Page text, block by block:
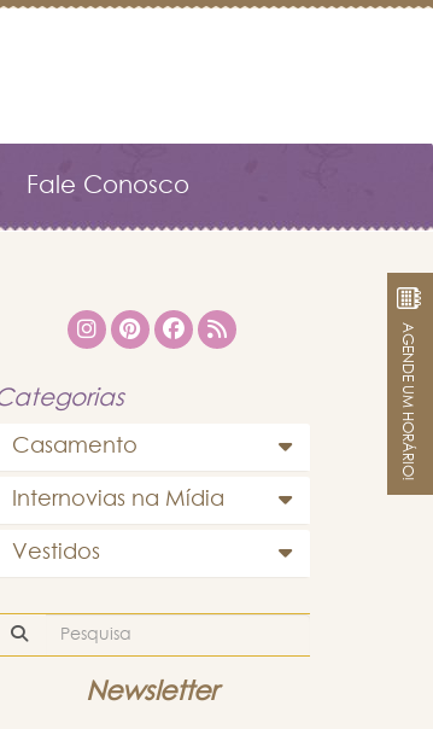
Fale Conosco
Casamento
Internovias na Mídia
Vestidos
Newsletter
AGENDE UM HORÁRIO!